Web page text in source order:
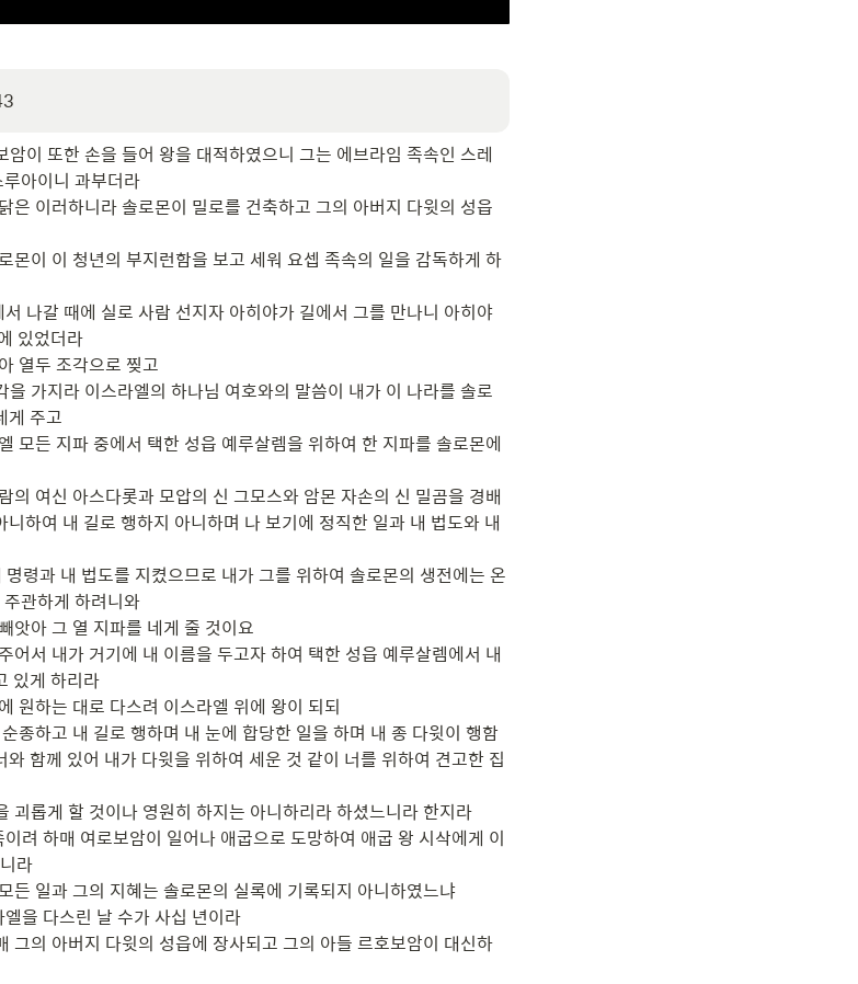
이 또한 손을 들어 왕을 대적하였으니 그는 에브라임 족속인 스레
아이니 과부더라
은 이러하니라 솔로몬이 밀로를 건축하고 그의 아버지 다윗의 성읍
몬이 이 청년의 부지런함을 보고 세워 요셉 족속의 일을 감독하게 하
나갈 때에 실로 사람 선지자 아히야가 길에서 그를 만나니 아히야
있었더라
열두 조각으로 찢고
가지라 이스라엘의 하나님 여호와의 말씀이 내가 이 나라를 솔로
게 주고
모든 지파 중에서 택한 성읍 예루살렘을 위하여 한 지파를 솔로몬에
의 여신 아스다롯과 모압의 신 그모스와 암몬 자손의 신 밀곰을 경배
하여 내 길로 행하지 아니하며 나 보기에 정직한 일과 내 법도와 내
령과 내 법도를 지켰으므로 내가 그를 위하여 솔로몬의 생전에는 온
관하게 하려니와
앗아 그 열 지파를 네게 줄 것이요
어서 내가 거기에 내 이름을 두고자 하여 택한 성읍 예루살렘에서 내
있게 하리라
원하는 대로 다스려 이스라엘 위에 왕이 되되
종하고 내 길로 행하며 내 눈에 합당한 일을 하며 내 종 다윗이 행함
함께 있어 내가 다윗을 위하여 세운 것 같이 너를 위하여 견고한 집
괴롭게 할 것이나 영원히 하지는 아니하리라 하셨느니라 한지라
려 하매 여로보암이 일어나 애굽으로 도망하여 애굽 왕 시삭에게 이
라
든 일과 그의 지혜는 솔로몬의 실록에 기록되지 아니하였느냐
을 다스린 날 수가 사십 년이라
그의 아버지 다윗의 성읍에 장사되고 그의 아들 르호보암이 대신하